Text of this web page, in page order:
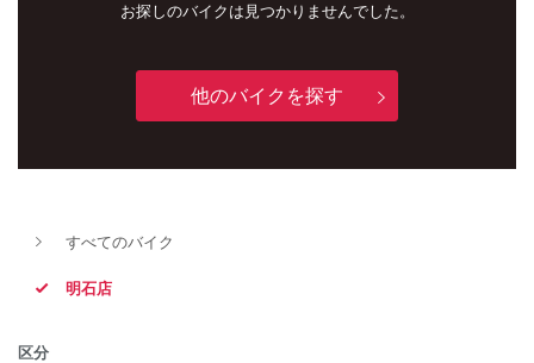
お探しのバイクは見つかりませんでした。
他のバイクを探す
すべてのバイク
明石店
区分
新車
タイプ